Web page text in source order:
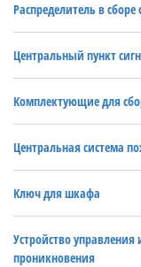
Распределитель в
Центральный пункт
Комплектующие для
Центральная система
Ключ для шкафа
Устройство
проникновения